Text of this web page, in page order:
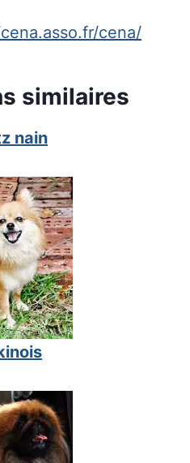
cena/
similaires
nain